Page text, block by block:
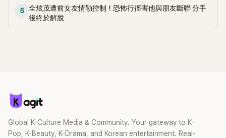
5
全炫茂遭前女友情勒控制！恐怖行徑害他與朋友斷聯 分手
後終於解脫
Global K-Culture Media & Community. Your gateway to K-
Pop, K-Beauty, K-Drama, and Korean entertainment. Real-